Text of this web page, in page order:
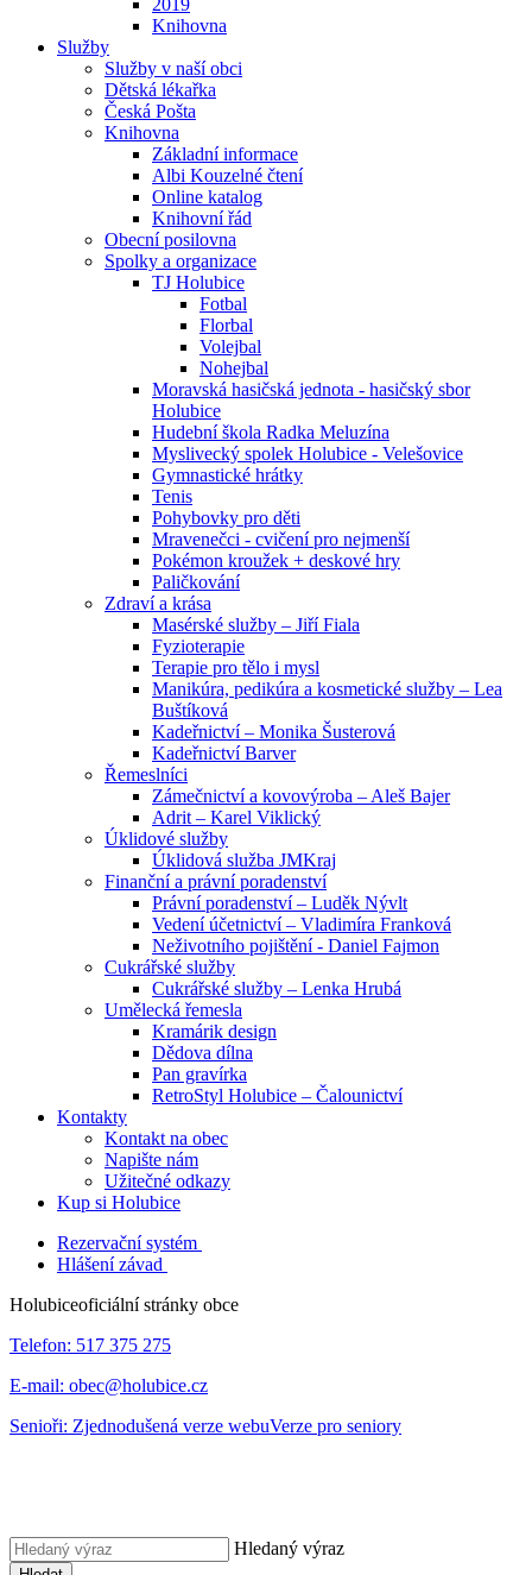
2019
Knihovna
Služby
Služby v naší obci
Dětská lékařka
Česká Pošta
Knihovna
Základní informace
Albi Kouzelné čtení
Online katalog
Knihovní řád
Obecní posilovna
Spolky a organizace
TJ Holubice
Fotbal
Florbal
Volejbal
Nohejbal
Moravská hasičská jednota - hasičský sbor
Holubice
Hudební škola Radka Meluzína
Myslivecký spolek Holubice - Velešovice
Gymnastické hrátky
Tenis
Pohybovky pro děti
Mravenečci - cvičení pro nejmenší
Pokémon kroužek + deskové hry
Paličkování
Zdraví a krása
Masérské služby – Jiří Fiala
Fyzioterapie
Terapie pro tělo i mysl
Manikúra, pedikúra a kosmetické služby – Lea
Buštíková
Kadeřnictví – Monika Šusterová
Kadeřnictví Barver
Řemeslníci
Zámečnictví a kovovýroba – Aleš Bajer
Adrit – Karel Viklický
Úklidové služby
Úklidová služba JMKraj
Finanční a právní poradenství
Právní poradenství – Luděk Nývlt
Vedení účetnictví – Vladimíra Franková
Neživotního pojištění - Daniel Fajmon
Cukrářské služby
Cukrářské služby – Lenka Hrubá
Umělecká řemesla
Kramárik design
Dědova dílna
Pan gravírka
RetroStyl Holubice – Čalounictví
Kontakty
Kontakt na obec
Napište nám
Užitečné odkazy
Kup si Holubice
Rezervační systém
Hlášení závad
Holubiceoficiální stránky obce
Telefon: 517 375 275
E-mail: obec@holubice.cz
Senioři: Zjednodušená verze webuVerze pro seniory
Hledaný výraz